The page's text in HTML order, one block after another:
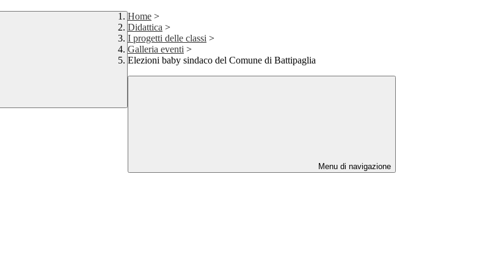
Home >
Didattica >
I progetti delle classi >
Galleria eventi >
Elezioni baby sindaco del Comune di Battipaglia
Menu di navigazione